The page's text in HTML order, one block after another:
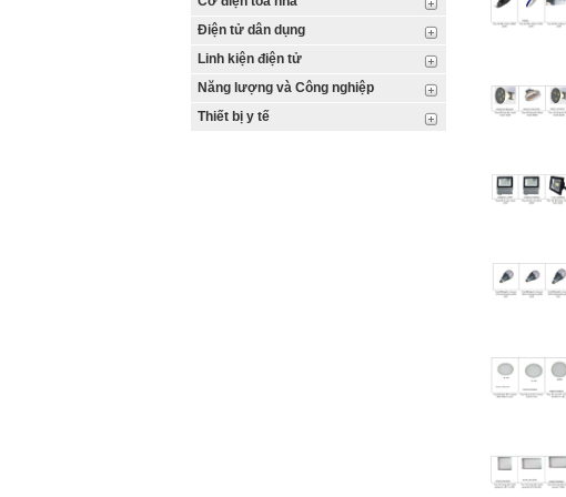
Điện tử dân dụng
Linh kiện điện tử
Năng lượng và Công nghiệp
Thiết bị y tế